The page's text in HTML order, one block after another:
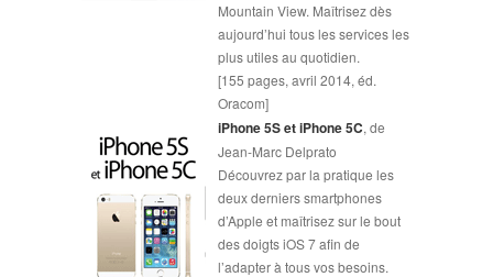
Mountain View. Maîtrisez dès
aujourd’hui tous les services les
plus utiles au quotidien.
[155 pages, avril 2014, éd.
Oracom]
iPhone 5S et iPhone 5C, de
Jean-Marc Delprato
Découvrez par la pratique les
deux derniers smartphones
d’Apple et maîtrisez sur le bout
des doigts iOS 7 afin de
l’adapter à tous vos besoins.